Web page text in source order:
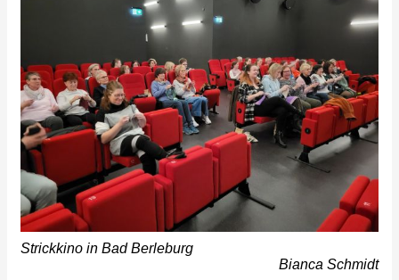
Strickkino in Bad Berleburg
Bianca Schmidt